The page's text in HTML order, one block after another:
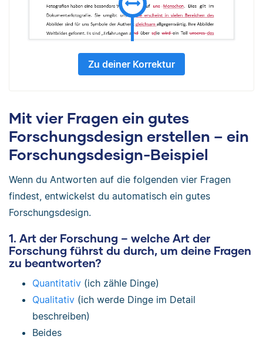
Zu deiner Korrektur
Mit vier Fragen ein gutes
Forschungsdesign erstellen – ein
Forschungsdesign-Beispiel
Wenn du Antworten auf die folgenden vier Fragen
findest, entwickelst du automatisch ein gutes
Forschungsdesign.
1. Art der Forschung – welche Art der
Forschung führst du durch, um deine Fragen
zu beantworten?
Quantitativ (ich zähle Dinge)
Qualitativ (ich werde Dinge im Detail
beschreiben)
Beides